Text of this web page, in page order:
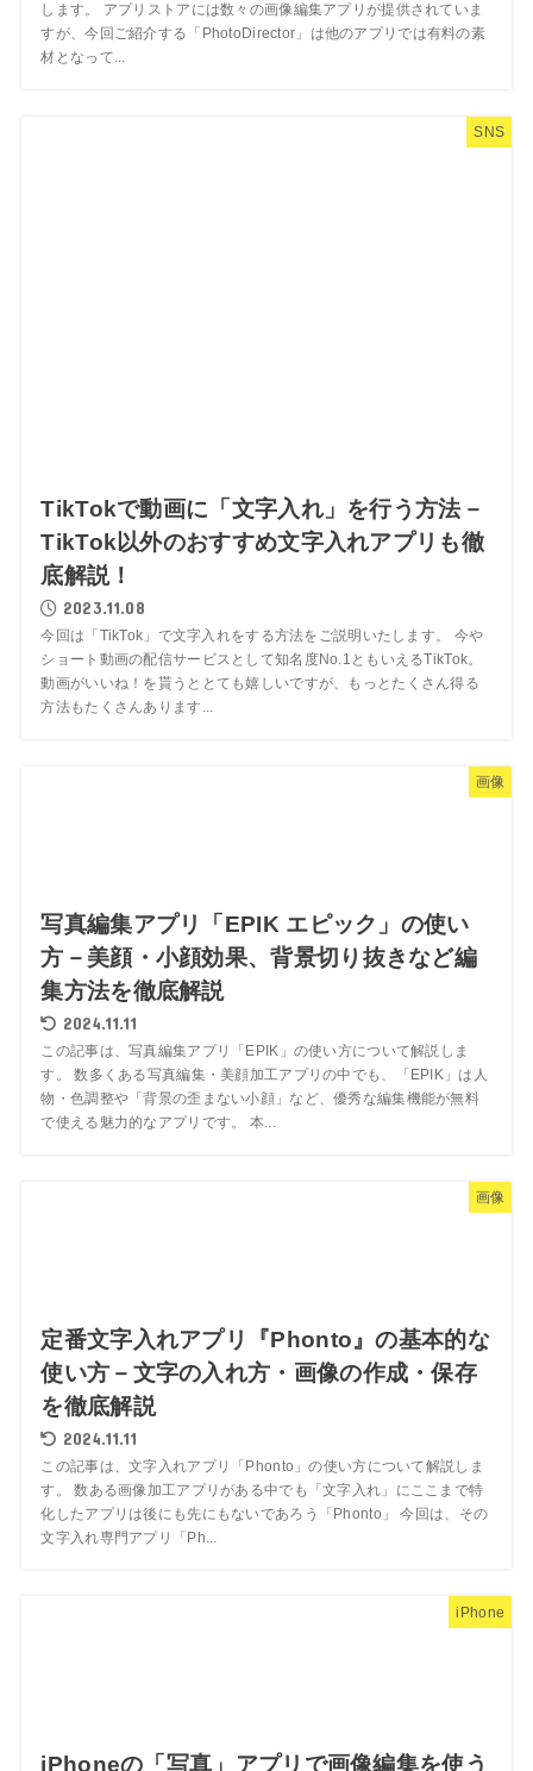
します。 アプリストアには数々の画像編集アプリが提供されていま
すが、今回ご紹介する「PhotoDirector」は他のアプリでは有料の素
材となって...
SNS
TikTokで動画に「文字入れ」を行う方法－
TikTok以外のおすすめ文字入れアプリも徹
底解説！
2023.11.08
今回は「TikTok」で文字入れをする方法をご説明いたします。 今や
ショート動画の配信サービスとして知名度No.1ともいえるTikTok。
動画がいいね！を貰うととても嬉しいですが、もっとたくさん得る
方法もたくさんあります...
画像
写真編集アプリ「EPIK エピック」の使い
方－美顔・小顔効果、背景切り抜きなど編
集方法を徹底解説
2024.11.11
この記事は、写真編集アプリ「EPIK」の使い方について解説しま
す。 数多くある写真編集・美顔加工アプリの中でも、「EPIK」は人
物・色調整や「背景の歪まない小顔」など、優秀な編集機能が無料
で使える魅力的なアプリです。 本...
画像
定番文字入れアプリ『Phonto』の基本的な
使い方－文字の入れ方・画像の作成・保存
を徹底解説
2024.11.11
この記事は、文字入れアプリ「Phonto」の使い方について解説しま
す。 数ある画像加工アプリがある中でも「文字入れ」にここまで特
化したアプリは後にも先にもないであろう「Phonto」 今回は、その
文字入れ専門アプリ「Ph...
iPhone
iPhoneの「写真」アプリで画像編集を使う